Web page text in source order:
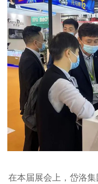
在本届展会上，岱洛